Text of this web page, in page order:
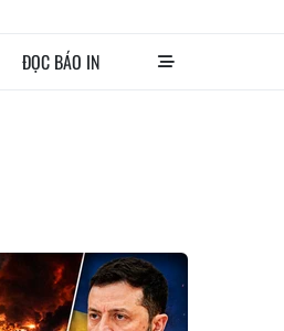
ĐỌC BÁO IN